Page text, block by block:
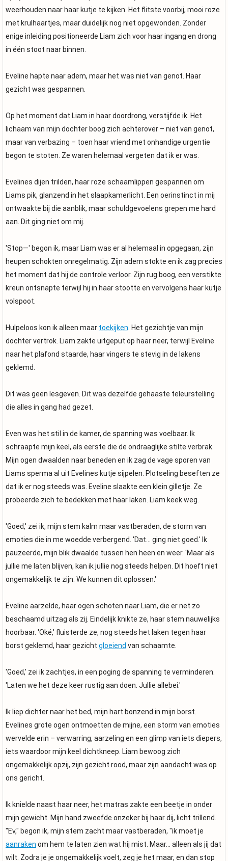
weerhouden naar haar kutje te kijken. Het flitste voorbij, mooi roze
met krulhaartjes, maar duidelijk nog niet opgewonden. Zonder
enige inleiding positioneerde Liam zich voor haar ingang en drong
in één stoot naar binnen.
Eveline hapte naar adem, maar het was niet van genot. Haar
gezicht was gespannen.
Op het moment dat Liam in haar doordrong, verstijfde ik. Het
lichaam van mijn dochter boog zich achterover – niet van genot,
maar van verbazing – toen haar vriend met onhandige urgentie
begon te stoten. Ze waren helemaal vergeten dat ik er was.
Evelines dijen trilden, haar roze schaamlippen gespannen om
Liams pik, glanzend in het slaapkamerlicht. Een oerinstinct in mij
ontwaakte bij die aanblik, maar schuldgevoelens grepen me hard
aan. Dit ging niet om mij.
'Stop—' begon ik, maar Liam was er al helemaal in opgegaan, zijn
heupen schokten onregelmatig. Zijn adem stokte en ik zag precies
het moment dat hij de controle verloor. Zijn rug boog, een verstikte
kreun ontsnapte terwijl hij in haar stootte en vervolgens haar kutje
volspoot.
Hulpeloos kon ik alleen maar toekijken . Het gezichtje van mijn
dochter vertrok. Liam zakte uitgeput op haar neer, terwijl Eveline
naar het plafond staarde, haar vingers te stevig in de lakens
geklemd.
Dit was geen lesgeven. Dit was dezelfde gehaaste teleurstelling
die alles in gang had gezet.
Even was het stil in de kamer, de spanning was voelbaar. Ik
schraapte mijn keel, als eerste die de ondraaglijke stilte verbrak.
Mijn ogen dwaalden naar beneden en ik zag de vage sporen van
Liams sperma al uit Evelines kutje sijpelen. Plotseling beseften ze
dat ik er nog steeds was. Eveline slaakte een klein gilletje. Ze
probeerde zich te bedekken met haar laken. Liam keek weg.
'Goed,' zei ik, mijn stem kalm maar vastberaden, de storm van
emoties die in me woedde verbergend. 'Dat... ging niet goed.' Ik
pauzeerde, mijn blik dwaalde tussen hen heen en weer. 'Maar als
jullie me laten blijven, kan ik jullie nog steeds helpen. Dit hoeft niet
ongemakkelijk te zijn. We kunnen dit oplossen.'
Eveline aarzelde, haar ogen schoten naar Liam, die er net zo
beschaamd uitzag als zij. Eindelijk knikte ze, haar stem nauwelijks
hoorbaar. 'Oké,' fluisterde ze, nog steeds het laken tegen haar
borst geklemd, haar gezicht gloeiend van schaamte.
'Goed,' zei ik zachtjes, in een poging de spanning te verminderen.
'Laten we het deze keer rustig aan doen. Jullie allebei.'
Ik liep dichter naar het bed, mijn hart bonzend in mijn borst.
Evelines grote ogen ontmoetten de mijne, een storm van emoties
wervelde erin – verwarring, aarzeling en een glimp van iets diepers,
iets waardoor mijn keel dichtkneep. Liam bewoog zich
ongemakkelijk opzij, zijn gezicht rood, maar zijn aandacht was op
ons gericht.
Ik knielde naast haar neer, het matras zakte een beetje in onder
mijn gewicht. Mijn hand zweefde onzeker bij haar dij, licht trillend.
"Ev," begon ik, mijn stem zacht maar vastberaden, "ik moet je
aanraken om hem te laten zien wat hij mist. Maar... alleen als jij dat
wilt. Zodra je je ongemakkelijk voelt, zeg je het maar, en dan stop